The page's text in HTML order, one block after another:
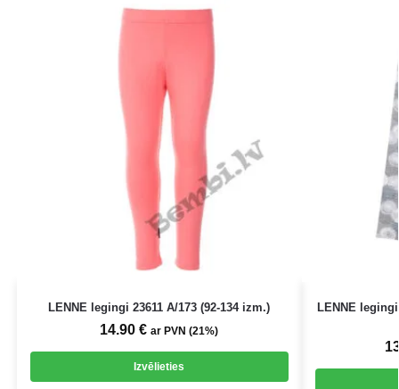
LENNE legingi 23611 A/173 (92-134 izm.)
14.90€ ar PVN (21%)
Izvēlieties
LENNE